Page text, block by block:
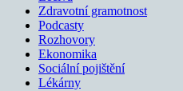
Zdravotní gramotnost
Podcasty
Rozhovory
Ekonomika
Sociální pojištění
Lékárny